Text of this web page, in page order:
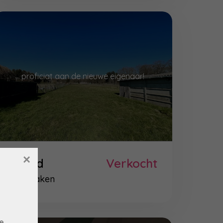
proficiat aan de nieuwe eigenaar!
Verkocht
Lanaken
Grond
×